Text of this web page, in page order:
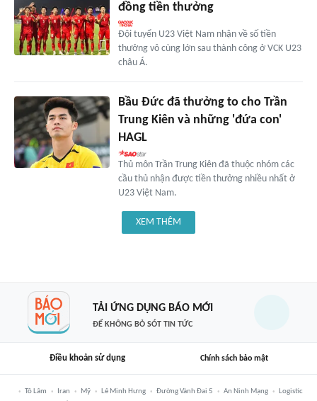
đồng tiền thưởng
Đội tuyển U23 Việt Nam nhận về số tiền
thưởng vô cùng lớn sau thành công ở VCK U23
châu Á.
Bầu Đức đã thưởng to cho Trần
Trung Kiên và những 'đứa con'
HAGL
Thủ môn Trần Trung Kiên đã thuộc nhóm các
cầu thủ nhận được tiền thưởng nhiều nhất ở
U23 Việt Nam.
XEM THÊM
TẢI ỨNG DỤNG BÁO MỚI
ĐỂ KHÔNG BỎ SÓT TIN TỨC
Điều khoản sử dụng Chính sách bảo mật
Tô Lâm Iran Mỹ Lê Minh Hưng Đường Vành Đai 5 An Ninh Mạng
Logistic